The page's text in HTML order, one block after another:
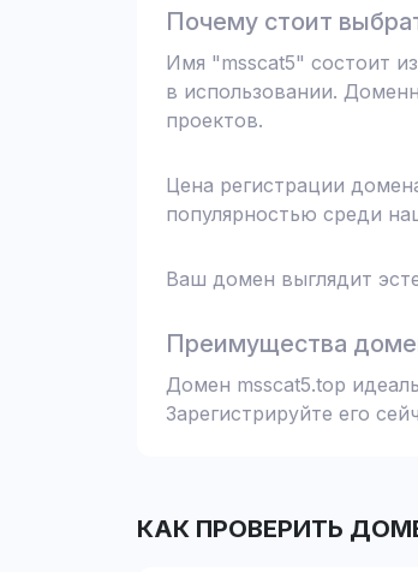
Почему стоит
Имя "msscat5" состоит
в использовании.
проектов.
Цена регистрации
популярностью среди
Ваш домен выглядит
Преимущества
Домен msscat5.top
Зарегистрируйте его
КАК ПРОВЕРИТЬ